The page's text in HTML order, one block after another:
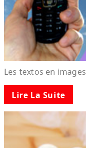
Les textos en images
Lire La Suite